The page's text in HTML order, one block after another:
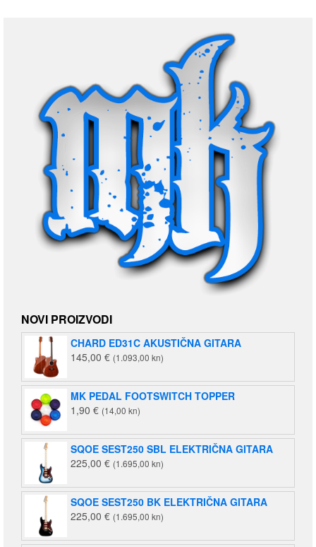
NOVI PROIZVODI
CHARD ED31C AKUSTIČNA GITARA
145,00 € (1.093,00 kn)
MK PEDAL FOOTSWITCH TOPPER
1,90 € (14,00 kn)
SQOE SEST250 SBL ELEKTRIČNA GITARA
225,00 € (1.695,00 kn)
SQOE SEST250 BK ELEKTRIČNA GITARA
225,00 € (1.695,00 kn)